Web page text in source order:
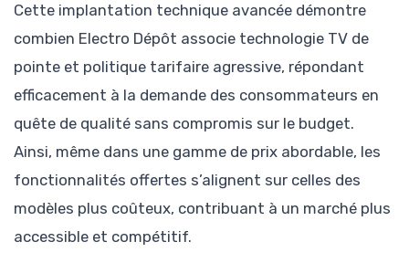
Cette implantation technique avancée démontre
combien Electro Dépôt associe technologie TV de
pointe et politique tarifaire agressive, répondant
efficacement à la demande des consommateurs en
quête de qualité sans compromis sur le budget.
Ainsi, même dans une gamme de prix abordable, les
fonctionnalités offertes s’alignent sur celles des
modèles plus coûteux, contribuant à un marché plus
accessible et compétitif.